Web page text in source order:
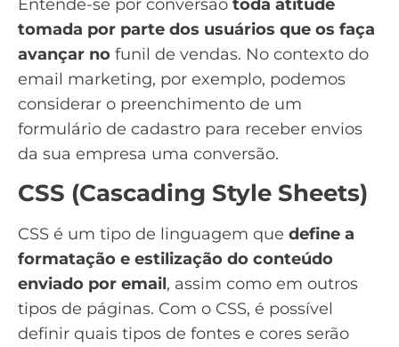
Entende-se por conversão toda atitude
tomada por parte dos usuários que os faça
avançar no funil de vendas. No contexto do
email marketing, por exemplo, podemos
considerar o preenchimento de um
formulário de cadastro para receber envios
da sua empresa uma conversão.
CSS (Cascading Style Sheets)
CSS é um tipo de linguagem que define a
formatação e estilização do conteúdo
enviado por email, assim como em outros
tipos de páginas. Com o CSS, é possível
definir quais tipos de fontes e cores serão